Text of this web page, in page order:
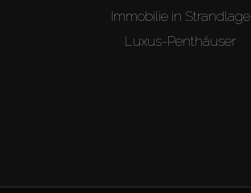
Immobilie in Strandlage
Luxus-Penthäuser